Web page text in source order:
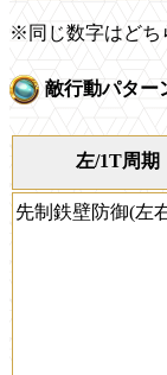
※同じ数字はどち
敵行動パター
左/1T周期
先制鉄壁防御(左